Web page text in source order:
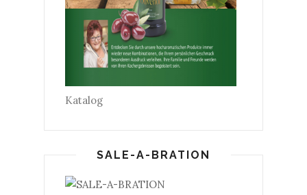
Katalog
SALE-A-BRATION